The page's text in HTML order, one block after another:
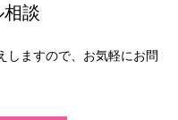
談
しますので、お気軽にお問